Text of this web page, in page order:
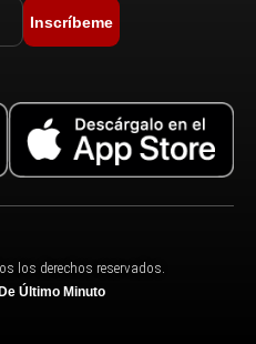
Inscríbeme
los derechos reservados.
Último Minuto